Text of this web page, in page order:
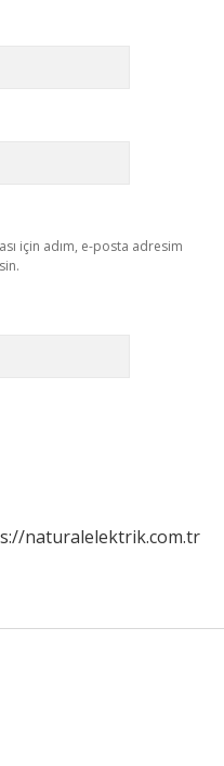
için adım, e-posta adresim
naturalelektrik.com.tr